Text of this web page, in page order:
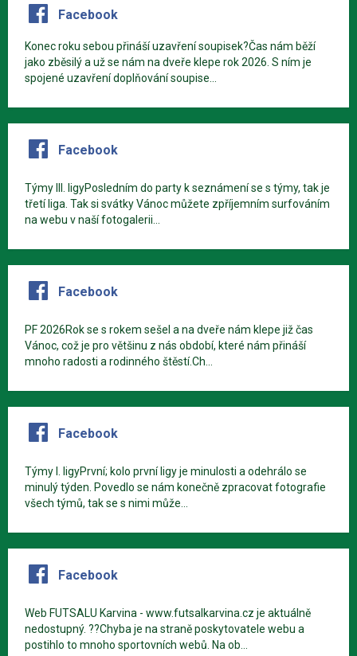
Facebook
Konec roku sebou přináší uzavření soupisek?Čas nám běží
jako zběsilý a už se nám na dveře klepe rok 2026. S ním je
spojené uzavření doplňování soupise...
Facebook
Týmy III. ligyPosledním do party k seznámení se s týmy, tak je
třetí liga. Tak si svátky Vánoc můžete zpříjemním surfováním
na webu v naší fotogalerii...
Facebook
PF 2026Rok se s rokem sešel a na dveře nám klepe již čas
Vánoc, což je pro většinu z nás období, které nám přináší
mnoho radosti a rodinného štěstí.Ch...
Facebook
Týmy I. ligyPrvní; kolo první ligy je minulosti a odehrálo se
minulý týden. Povedlo se nám konečně zpracovat fotografie
všech týmů, tak se s nimi může...
Facebook
Web FUTSALU Karvina - www.futsalkarvina.cz je aktuálně
nedostupný. ??Chyba je na straně poskytovatele webu a
postihlo to mnoho sportovních webů. Na ob...